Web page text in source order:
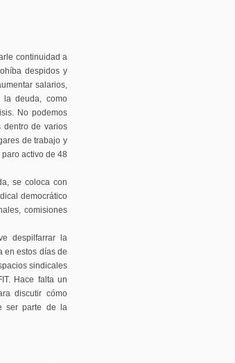
continuidad a
despidos y
salarios,
deuda, como
No podemos
dentro de varios
de trabajo y
activo de 48
se coloca con
democrático
comisiones
despilfarrar la
en estos días de
sindicales
Hace falta un
discutir cómo
ser parte de la